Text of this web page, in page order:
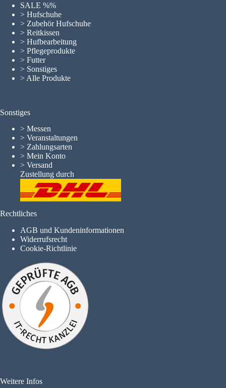
SALE %%
> Hufschuhe
> Zubehör Hufschuhe
> Reitkissen
> Hufbearbeitung
> Pflegeprodukte
> Futter
> Sonstiges
> Alle Produkte
Sonstiges
> Messen
> Veranstaltungen
> Zahlungsarten
> Mein Konto
> Versand
Zustellung durch
Rechtliches
AGB und Kundeninformationen
Widerrufsrecht
Cookie-Richtlinie
Weitere Infos